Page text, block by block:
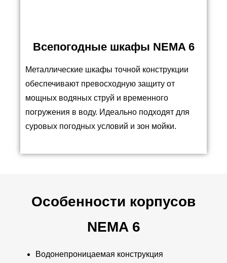
Всепогодные шкафы NEMA 6
Металлические шкафы точной конструкции
обеспечивают превосходную защиту от
мощных водяных струй и временного
погружения в воду. Идеально подходят для
суровых погодных условий и зон мойки.
Особенности корпусов
NEMA 6
Водонепроницаемая конструкция